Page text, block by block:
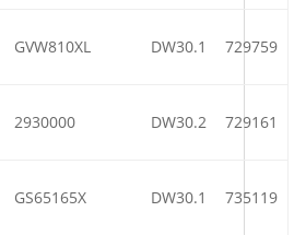
GVW810XL DW30.1 729759
2930000 DW30.2 729161
GS65165X DW30.1 735119